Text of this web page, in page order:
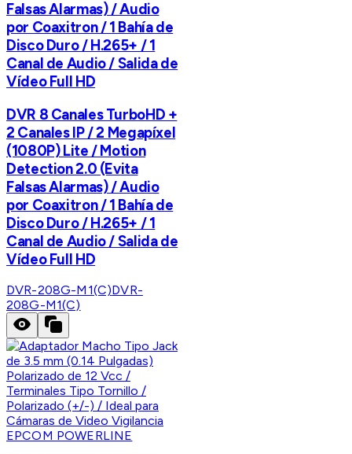
Falsas Alarmas) / Audio
por Coaxitron / 1 Bahía de
Disco Duro / H.265+ / 1
Canal de Audio / Salida de
Vídeo Full HD
DVR 8 Canales TurboHD +
2 Canales IP / 2 Megapíxel
(1080P) Lite / Motion
Detection 2.0 (Evita
Falsas Alarmas) / Audio
por Coaxitron / 1 Bahía de
Disco Duro / H.265+ / 1
Canal de Audio / Salida de
Vídeo Full HD
DVR-208G-M1(C)DVR-
208G-M1(C)
EPCOM POWERLINE